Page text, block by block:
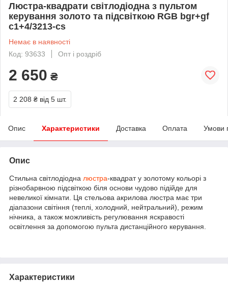
Люстра-квадрати світлодіодна з пультом
керування золото та підсвіткою RGB bgr+gf
c1+4/3213-cs
Немає в наявності
Код: 93633
Опт і роздріб
2 650 ₴
2 208 ₴ від 5 шт.
Опис Характеристики Доставка Оплата Умови
Опис
Стильна світлодіодна люстра-квадрат у золотому кольорі з
різнобарвною підсвіткою біля основи чудово підійде для
невеликої кімнати. Ця стельова акрилова люстра має три
діапазони світіння (теплі, холодний, нейтральний), режим
нічника, а також можливість регулювання яскравості
освітлення за допомогою пульта дистанційного керування.
Характеристики